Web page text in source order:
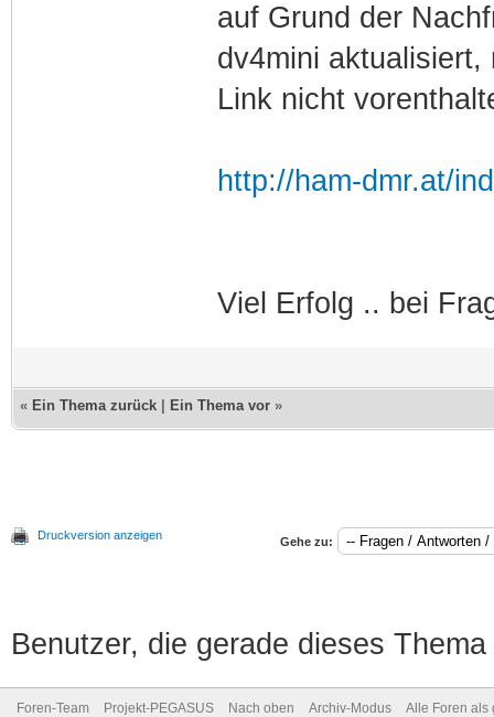
auf Grund der
dv4mini
Link nicht
http://ham-dmr.at/
Viel Erfolg .. bei
« Ein Thema zurück Ein Thema vor »
Druckversion anzeigen Gehe zu:
Benutzer, die gerade dieses
Foren-Team Projekt-PEGASUS Nach oben Archiv-Modus Alle Foren als